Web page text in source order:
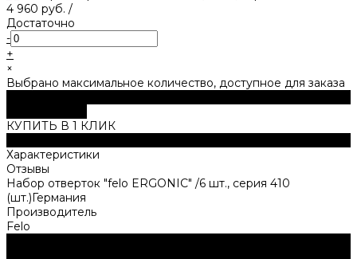
4 960 руб. /
Достаточно
-
+
×
Выбрано максимальное количество, доступное для заказа
КУПИТЬ В 1 КЛИК
Характеристики
Отзывы
Набор отверток "felo ERGONIC" /6 шт., серия 410
(шт.)Германия
Производитель
Felo